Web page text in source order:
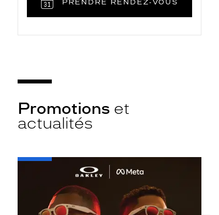
PRENDRE RENDEZ‑VOUS
Promotions et
actualités
-